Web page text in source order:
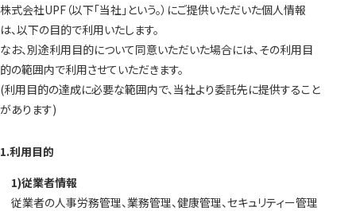
株式会社UPF（以下「当社」という。）にご提供いただいた個人情報
は、以下の目的で利用いたします。
なお、別途利用目的について同意いただいた場合には、その利用目
的の範囲内で利用させていただきます。
(利用目的の達成に必要な範囲内で、当社より委託先に提供すること
があります)
1.利用目的
1)従業者情報
従業者の人事労務管理、業務管理、健康管理、セキュリティー管理